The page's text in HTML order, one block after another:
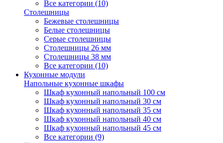
Все категории (10)
Столешницы
Бежевые столешницы
Белые столешницы
Серые столешницы
Столешницы 26 мм
Столешницы 38 мм
Все категории (10)
Кухонные модули
Напольные кухонные шкафы
Шкаф кухонный напольный 100 см
Шкаф кухонный напольный 30 см
Шкаф кухонный напольный 35 см
Шкаф кухонный напольный 40 см
Шкаф кухонный напольный 45 см
Все категории (9)